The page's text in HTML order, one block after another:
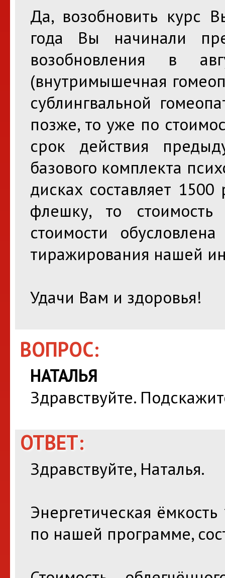
Да, возобновить курс
года Вы начинали
возобновления в
(внутримышечная
сублингвальной
позже, то уже по
срок действия
базового комплекта
дисках составляет
флешку, то
стоимости
тиражирования нашей
Удачи Вам и здоровья!
ВОПРОС:
НАТАЛЬЯ
Здравствуйте.
ОТВЕТ:
Здравствуйте, Наталья.
Энергетическая
по нашей программе,